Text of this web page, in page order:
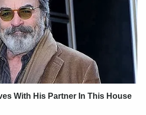
With His Partner In This House